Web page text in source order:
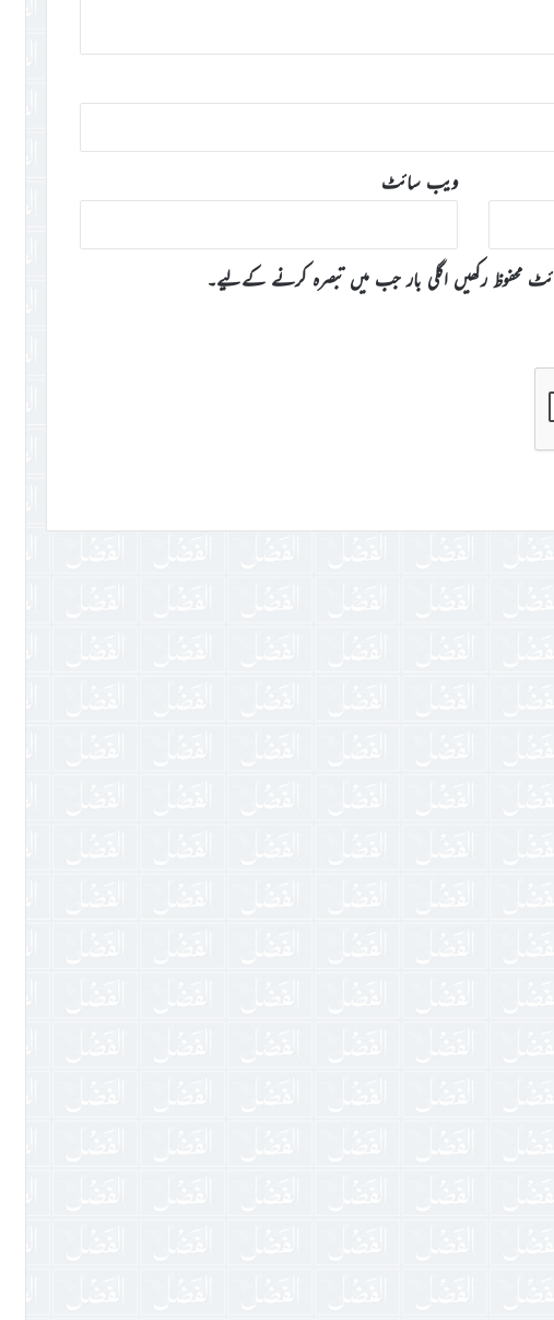
ویب‌ سائٹ
محفوظ رکھیں اگلی بار جب میں تبصرہ کرنے کےلیے۔